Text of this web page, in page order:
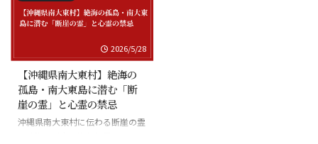
2026/5/28
【沖縄県南大東村】絶海の
孤島・南大東島に潜む「断
崖の霊」と心霊の禁忌
沖縄県南大東村に伝わる断崖の霊